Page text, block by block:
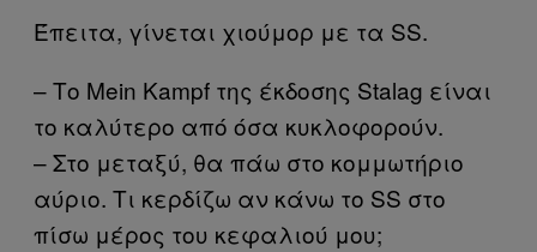
Έπειτα, γίνεται χιούμορ με τα SS.
– Το Mein Kampf της έκδοσης Stalag είναι
το καλύτερο από όσα κυκλοφορούν.
– Στο μεταξύ, θα πάω στο κομμωτήριο
αύριο. Τι κερδίζω αν κάνω το SS στο
πίσω μέρος του κεφαλιού μου;